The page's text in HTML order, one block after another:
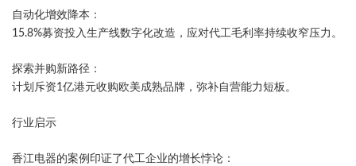
​自动化增效降本​：
15.8%募资投入生产线数字化改造，应对代工毛利率持续收窄压力。
​探索并购新路径​：
计划斥资1亿港元收购欧美成熟品牌，弥补自营能力短板。
​行业启示​
香江电器的案例印证了代工企业的增长悖论​：